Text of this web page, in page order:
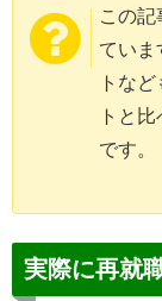
この
ていま
トな
トと
です。
実際に再就